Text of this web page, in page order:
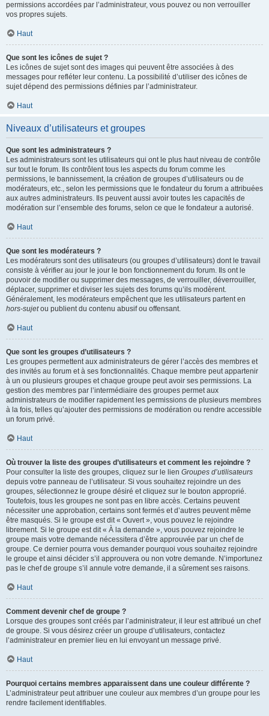
permissions accordées par l’administrateur, vous pouvez ou non verrouiller
vos propres sujets.
Haut
Que sont les icônes de sujet ?
Les icônes de sujet sont des images qui peuvent être associées à des
messages pour refléter leur contenu. La possibilité d’utiliser des icônes de
sujet dépend des permissions définies par l’administrateur.
Haut
Niveaux d’utilisateurs et groupes
Que sont les administrateurs ?
Les administrateurs sont les utilisateurs qui ont le plus haut niveau de contrôle
sur tout le forum. Ils contrôlent tous les aspects du forum comme les
permissions, le bannissement, la création de groupes d’utilisateurs ou de
modérateurs, etc., selon les permissions que le fondateur du forum a attribuées
aux autres administrateurs. Ils peuvent aussi avoir toutes les capacités de
modération sur l’ensemble des forums, selon ce que le fondateur a autorisé.
Haut
Que sont les modérateurs ?
Les modérateurs sont des utilisateurs (ou groupes d’utilisateurs) dont le travail
consiste à vérifier au jour le jour le bon fonctionnement du forum. Ils ont le
pouvoir de modifier ou supprimer des messages, de verrouiller, déverrouiller,
déplacer, supprimer et diviser les sujets des forums qu’ils modèrent.
Généralement, les modérateurs empêchent que les utilisateurs partent en
hors-sujetou publient du contenu abusif ou offensant.
Haut
Que sont les groupes d’utilisateurs ?
Les groupes permettent aux administrateurs de gérer l’accès des membres et
des invités au forum et à ses fonctionnalités. Chaque membre peut appartenir
à un ou plusieurs groupes et chaque groupe peut avoir ses permissions. La
gestion des membres par l’intermédiaire des groupes permet aux
administrateurs de modifier rapidement les permissions de plusieurs membres
à la fois, telles qu’ajouter des permissions de modération ou rendre accessible
un forum privé.
Haut
Où trouver la liste des groupes d’utilisateurs et comment les rejoindre ?
Pour consulter la liste des groupes, cliquez sur le lien Groupes d’utilisateurs
depuis votre panneau de l’utilisateur. Si vous souhaitez rejoindre un des
groupes, sélectionnez le groupe désiré et cliquez sur le bouton approprié.
Toutefois, tous les groupes ne sont pas en libre accès. Certains peuvent
nécessiter une approbation, certains sont fermés et d’autres peuvent même
être masqués. Si le groupe est dit « Ouvert », vous pouvez le rejoindre
librement. Si le groupe est dit « À la demande », vous pouvez rejoindre le
groupe mais votre demande nécessitera d’être approuvée par un chef de
groupe. Ce dernier pourra vous demander pourquoi vous souhaitez rejoindre
le groupe et ainsi décider s’il approuvera ou non votre demande. N’importunez
pas le chef de groupe s’il annule votre demande, il a sûrement ses raisons.
Haut
Comment devenir chef de groupe ?
Lorsque des groupes sont créés par l’administrateur, il leur est attribué un chef
de groupe. Si vous désirez créer un groupe d’utilisateurs, contactez
l’administrateur en premier lieu en lui envoyant un message privé.
Haut
Pourquoi certains membres apparaissent dans une couleur différente ?
L’administrateur peut attribuer une couleur aux membres d’un groupe pour les
rendre facilement identifiables.